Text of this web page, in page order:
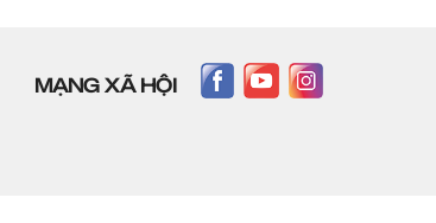
MẠNG XÃ HỘI